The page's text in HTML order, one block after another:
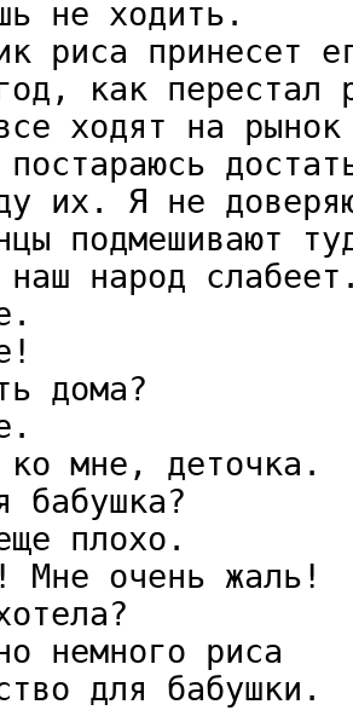
не ходить.
риса принесет
как перестал
ходят на
их. Я не
подмешивают
народ
дома?
ко мне, деточка.
бабушка?
плохо.
Мне очень жаль!
немного риса
для бабушки.